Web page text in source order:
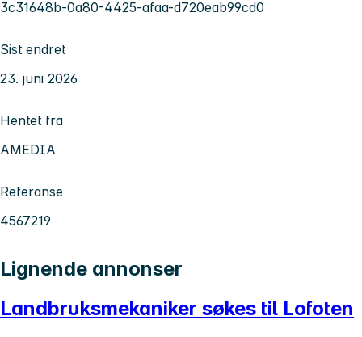
3c31648b-0a80-4425-afaa-d720eab99cd0
Sist endret
23. juni 2026
Hentet fra
AMEDIA
Referanse
4567219
Lignende annonser
Landbruksmekaniker søkes til Lofoten